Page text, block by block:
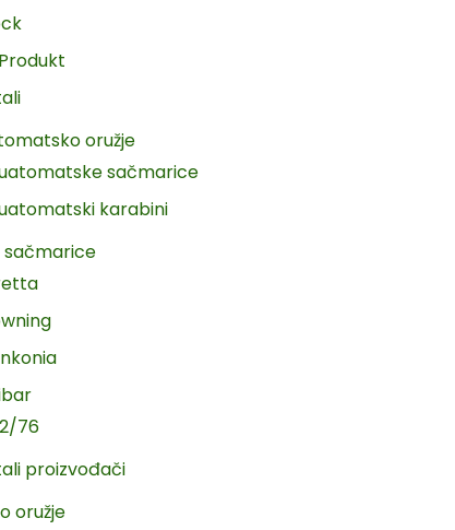
oružje
sačmarice
karabini
sačmarice
76
proizvođači
oružje